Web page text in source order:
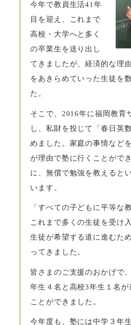
今年で教員生活41年
目を迎え、これまで
高校・大学へと多く
の卒業生を送り出し
てきましたが、経済的な理
をあきらめていった生徒を
た。
そこで、2016年に福岡教育
し、私財を投じて
「春日英
めました。 家庭の事情など
が理由で塾に行くことがで
に、無償で勉強を教えると
います。
「すべての子どもに平等な
これまで多くの生徒を受け
生徒が希望する道に進むた
ってきました。
皆さまのご支援のおかげで
年生４名と高校3年生１名が
ことができました。
今年度も、塾には中学３年